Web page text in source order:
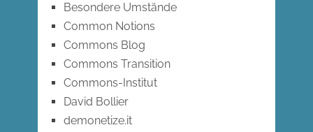
Besondere Umstände
Common Notions
Commons Blog
Commons Transition
Commons-Institut
David Bollier
demonetize.it